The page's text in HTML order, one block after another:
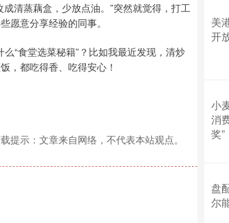
清蒸藕盒，少放点油。”突然就觉得，打工
意分享经验的同事。
“食堂选菜秘籍”？比如我最近发现，清炒
，都吃得香、吃得安心！
提示：文章来自网络，不代表本站观点。
美
开
小
消
奖”
盘
尔